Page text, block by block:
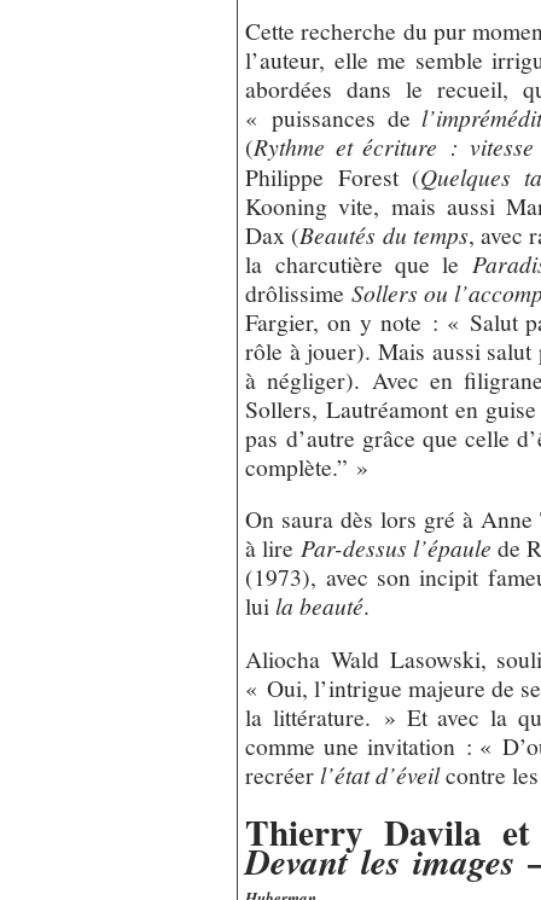
Cette recherche du pur
l’auteur, elle me semble
abordées dans le recueil,
« puissances de
(Rythme et écriture : vitesse
Philippe Forest (Quelques
Kooning vite, mais aussi
Dax (Beautés du temps, avec
la charcutière que le
drôlissime Sollers ou
Fargier, on y note : « Salut
rôle à jouer). Mais aussi salut
à négliger). Avec en
Sollers, Lautréamont en
pas d’autre grâce que celle
complète.” »
On saura dès lors gré à
à lire Par-dessus l’épaule de
(1973), avec son incipit
luila beauté.
Aliocha Wald Lasowski,
« Oui, l’intrigue majeure de
la littérature. » Et avec la
comme une invitation : «
recréerl’état d’éveilcontre
Thierry Davila et
Devant les images